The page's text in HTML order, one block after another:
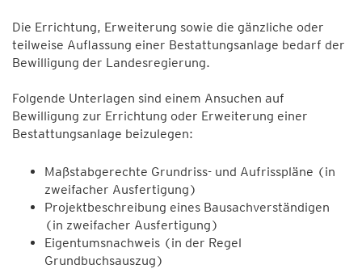
Die Errichtung, Erweiterung sowie die gänzliche oder
teilweise Auflassung einer Bestattungsanlage bedarf der
Bewilligung der Landesregierung.
Folgende Unterlagen sind einem Ansuchen auf
Bewilligung zur Errichtung oder Erweiterung einer
Bestattungsanlage beizulegen:
Maßstabgerechte Grundriss- und Aufrisspläne (in
zweifacher Ausfertigung)
Projektbeschreibung eines Bausachverständigen
(in zweifacher Ausfertigung)
Eigentumsnachweis (in der Regel
Grundbuchsauszug)